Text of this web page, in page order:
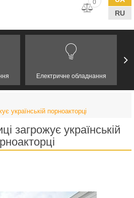
RU
0
Електричне обладнання
українській порноакторці
загрожує українській